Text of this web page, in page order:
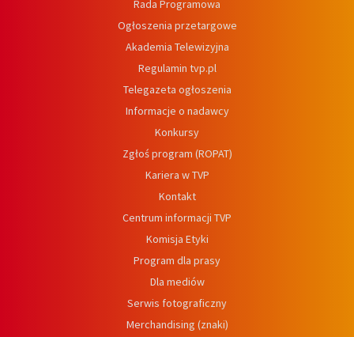
Rada Programowa
Ogłoszenia przetargowe
Akademia Telewizyjna
Regulamin tvp.pl
Telegazeta ogłoszenia
Informacje o nadawcy
Konkursy
Zgłoś program (ROPAT)
Kariera w TVP
Kontakt
Centrum informacji TVP
Komisja Etyki
Program dla prasy
Dla mediów
Serwis fotograficzny
Merchandising (znaki)